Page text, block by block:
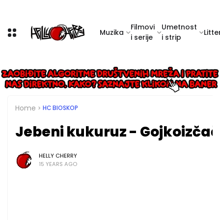
Muzika
Filmovi
i serije
Umetnost
i strip
Home HC BIOSKOP
Jebeni kukuruz -
HELLY CHERRY
15 YEARS AGO